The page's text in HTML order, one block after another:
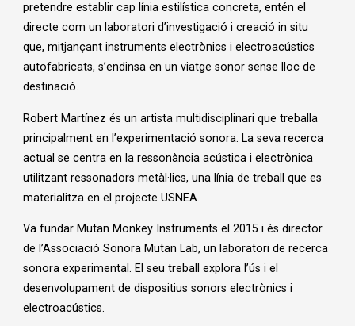
pretendre establir cap línia estilística concreta, entén el
directe com un laboratori d’investigació i creació in situ
que, mitjançant instruments electrònics i electroacústics
autofabricats, s’endinsa en un viatge sonor sense lloc de
destinació.
Robert Martínez és un artista multidisciplinari que treballa
principalment en l’experimentació sonora. La seva recerca
actual se centra en la ressonància acústica i electrònica
utilitzant ressonadors metàl·lics, una línia de treball que es
materialitza en el projecte USNEA.
Va fundar Mutan Monkey Instruments el 2015 i és director
de l’Associació Sonora Mutan Lab, un laboratori de recerca
sonora experimental. El seu treball explora l’ús i el
desenvolupament de dispositius sonors electrònics i
electroacústics.